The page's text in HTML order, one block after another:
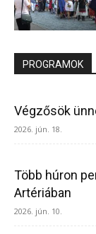
PROGRAMOK
Végzősök
2026. jún. 18.
Több húron
Artériában
2026. jún. 10.